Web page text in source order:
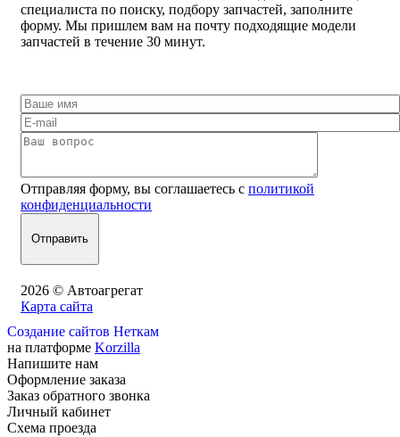
специалиста по поиску, подбору запчастей, заполните
форму. Мы пришлем вам на почту подходящие модели
запчастей в течение 30 минут.
Отправляя форму, вы соглашаетесь с политикой
конфиденциальности
2026 © Автоагрегат
Карта сайта
Создание сайтов Неткам
на платформе Korzilla
Напишите нам
Оформление заказа
Заказ обратного звонка
Личный кабинет
Схема проезда